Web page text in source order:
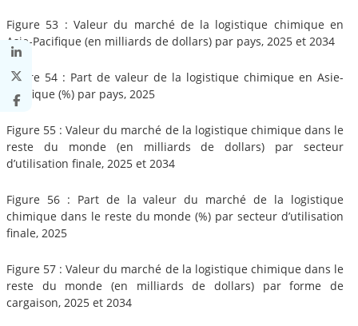
Figure 53 : Valeur du marché de la logistique chimique en
Asie-Pacifique (en milliards de dollars) par pays, 2025 et 2034
Figure 54 : Part de valeur de la logistique chimique en Asie-
Pacifique (%) par pays, 2025
Figure 55 : Valeur du marché de la logistique chimique dans le
reste du monde (en milliards de dollars) par secteur
d’utilisation finale, 2025 et 2034
Figure 56 : Part de la valeur du marché de la logistique
chimique dans le reste du monde (%) par secteur d’utilisation
finale, 2025
Figure 57 : Valeur du marché de la logistique chimique dans le
reste du monde (en milliards de dollars) par forme de
cargaison, 2025 et 2034